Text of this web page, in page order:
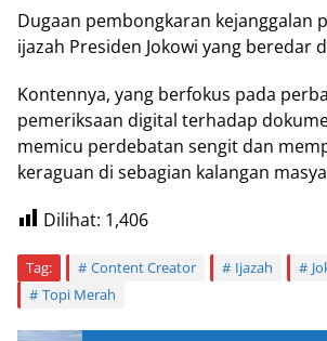
Dugaan pembongkaran kejanggalan
ijazah Presiden Jokowi yang beredar
Kontennya, yang berfokus pada
pemeriksaan digital terhadap
memicu perdebatan sengit dan
keraguan di sebagian kalangan
Dilihat: 1,406
Tag: Content Creator Ijazah
Topi Merah